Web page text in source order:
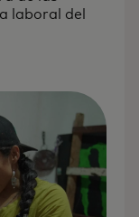
laboral del